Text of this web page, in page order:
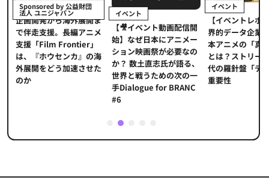
Sponsored by 公益財団
法人 ユニジャパン
企画開発から海外展開ま
で伴走支援。長編アニメ
支援「Film Frontier」
は、『ホウセンカ』の海
外展開をどう加速させた
のか
イベント
【🎥イベント動画配信開
始】なぜ日本にアニメー
ション映画祭が必要なの
か？ 数土直志氏が語る、
世界と戦うための次の一
手Dialogue for BRANC
#6
イベント
【イベントレポ
界的データ企業
本アニメの「真
とは？ストリー
代の羅針盤「デ
重要性
2